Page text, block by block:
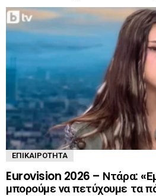
ΕΠΙΚΑΙΡΌΤΗΤΑ
Eurovision 2026 – Ντάρα:
μπορούμε να πετύχουμε τα